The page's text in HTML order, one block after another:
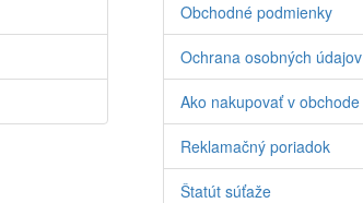
Obchodné podmienky
Ochrana osobných údajov
Ako nakupovať v obchode
Reklamačný poriadok
Štatút súťaže